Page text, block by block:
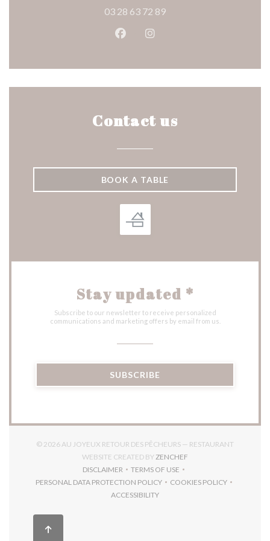
03 28 63 72 89
Facebook ((opens in a new
Instagram ((opens in a
Contact us
BOOK A TABLE
Stay updated *
Subscribe to our newsletter to receive personalized
communications and marketing offers by email from us.
SUBSCRIBE
© 2026 AU JOYEUX RETOUR DES PÊCHEURS — RESTAURANT
WEBSITE CREATED BYZENCHEF
DISCLAIMER
((OPENS IN A NEW WINDOW))
TERMS OF USE
((OPENS IN A NEW WINDOW))
PERSONAL DATA PROTECTION POLICY
((OPENS IN A NEW WINDOW))
COOKIES POLICY
((OPENS IN A NEW
ACCESSIBILITY
((OPENS IN A NEW WINDOW))